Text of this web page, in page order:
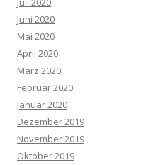
Juni 2020
Mai 2020
April 2020
März 2020
Februar 2020
Januar 2020
Dezember 2019
November 2019
Oktober 2019